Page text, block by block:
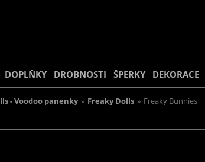
DOPLŇKY DROBNOSTI ŠPERKY DEKORACE
- Voodoo panenky » Freaky Dolls » Freaky Bunnies